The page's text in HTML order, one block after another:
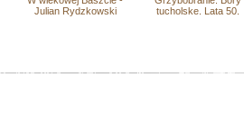
Julian Rydzkowski
tucholske. Lata 50.